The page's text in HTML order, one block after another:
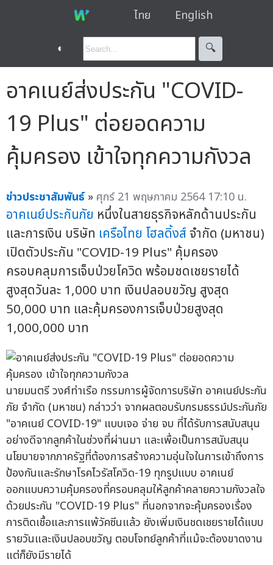
ไทย English
◐ 🔍︎
อาคเนย์ส่งประกัน "COVID-
19 Plus" ต่อยอดความ
คุ้มครอง เข้าใจทุกความกังวล
ข่าวประชาสัมพันธ์ » ศุกร์ 21 พฤษภาคม 2564 17:10 น.
อาคเนย์ประกันภัย หนึ่งในสายธุรกิจหลักด้านประกัน
และการเงิน บริษัท เครือไทย โฮลดิ้งส์จำกัด (มหาชน)
เปิดตัวประกัน "COVID-19 Plus" คุ้มครอง
ครอบคลุมการเจ็บป่วยโควิด พร้อมชดเชยรายได้
สูงสุดวันละ 1,000 บาท เงินปลอบขวัญ สูงสุด
50,000 บาท และคุ้มครองการเจ็บป่วยสูงสุด
1,000,000 บาท
นายมนตรี วงศ์ท่าเรือ กรรมการผู้จัดการบริษัท อาคเนย์ประกัน
ภัย จำกัด (มหาชน) กล่าวว่า จากผลตอบรับกรมธรรม์ประกันภัย
"อาคเนย์ COVID-19" แบบเจอ จ่าย จบ ที่ได้รับการสนับสนุน
อย่างดีจากลูกค้าในช่วงที่ผ่านมา และเพื่อเป็นการสนับสนุน
นโยบายจากภาครัฐที่ต้องการสร้างความอุ่นใจในการเข้าถึงการ
ป้องกันและรักษาโรคไวรัสโควิด-19 ทุกรูปแบบ อาคเนย์
ออกแบบความคุ้มครองที่ครอบคลุมให้ลูกค้าคลายความกังวลใจ
ด้วยประกัน "COVID-19 Plus" ที่นอกจากจะคุ้มครองเรื่อง
การติดเชื้อและการแพ้วัคซีนแล้ว ยังเพิ่มเงินชดเชยรายได้แบบ
รายวันและเงินปลอบขวัญ ตอบโจทย์ลูกค้าที่แม้จะต้องขาดงาน
แต่ก็ยังมีรายได้